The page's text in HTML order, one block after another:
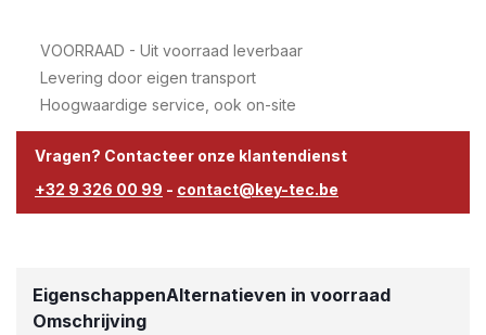
VOORRAAD - Uit voorraad leverbaar
Levering door eigen transport
Hoogwaardige service, ook on-site
Vragen? Contacteer onze klantendienst
+32 9 326 00 99 - contact@key-tec.be
EigenschappenAlternatieven in voorraad
Omschrijving